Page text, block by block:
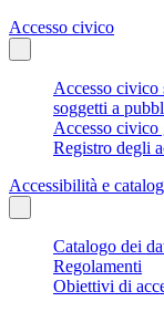
Accesso civico
Accesso civico
soggetti a
Accesso civico
Registro degli
Accessibilità e
Catalogo dei
Regolamenti
Obiettivi di